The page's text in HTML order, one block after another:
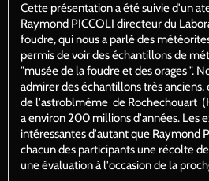
Cette présentation a été suivie d'un
Raymond PICCOLI directeur du
foudre, qui nous a parlé des
permis de voir des échantillons de
"musée de la foudre et des orages ".
admirer des échantillons très
de l'astroblméme de Rochechouart
a environ 200 millions d'années. Les
intéressantes d'autant que Raymond
chacun des participants une récolte
une évaluation à l'occasion de la